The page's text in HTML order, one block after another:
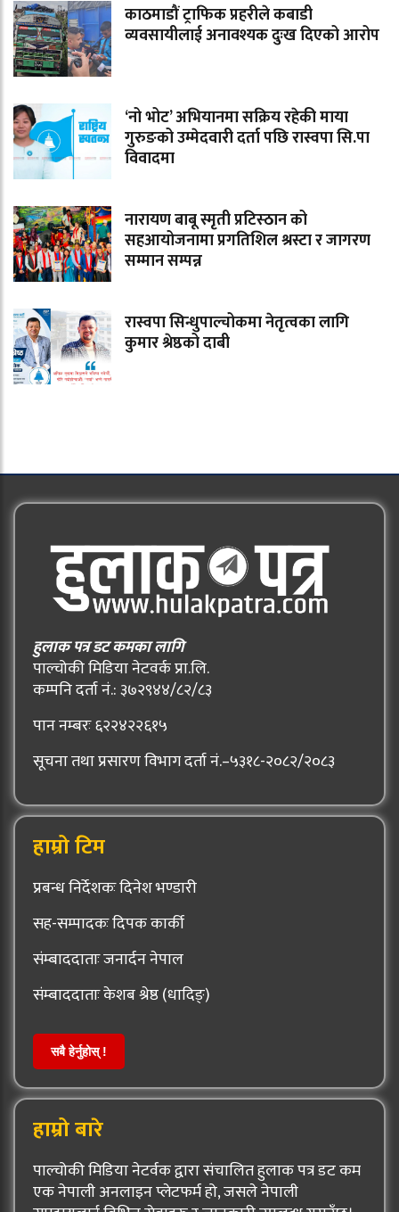
काठमाडौं ट्राफिक प्रहरीले कबाडी
व्यवसायीलाई अनावश्यक दुःख दिएको आरोप
‘नो भोट’ अभियानमा सक्रिय रहेकी माया
गुरुङको उम्मेदवारी दर्ता पछि रास्वपा सि.पा
विवादमा
नारायण बाबू स्मृती प्रटिस्ठान को
सहआयोजनामा प्रगतिशिल श्रस्टा र जागरण
सम्मान सम्पन्न
रास्वपा सिन्धुपाल्चोकमा नेतृत्वका लागि
कुमार श्रेष्ठको दाबी
हुलाक पत्र डट कमका लागि
पाल्चोकी मिडिया नेटवर्क प्रा.लि.
कम्पनि दर्ता नं.: ३७२९४४/८२/८३
पान नम्बरः ६२२४२२६१५
सूचना तथा प्रसारण विभाग दर्ता नं.–५३१८-२०८२/२०८३
हाम्रो टिम
प्रबन्ध निर्देशकः दिनेश भण्डारी
सह-सम्पादकः दिपक कार्की
संम्बाददाताः जनार्दन नेपाल
संम्बाददाताः केशब श्रेष्ठ (धादिङ्)
सबै हेर्नुहोस् !
हाम्रो बारे
पाल्चोकी मिडिया नेटर्वक द्वारा संचालित हुलाक पत्र डट कम
एक नेपाली अनलाइन प्लेटफर्म हो, जसले नेपाली